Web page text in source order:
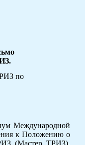
по
Международной
к Положению о
(Мастер ТРИЗ),